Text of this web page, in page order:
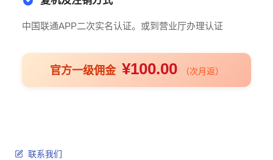
中国联通APP二次实名认证。或到营业厅办理认证
官方一级佣金 ¥100.00 （次月返）
联系我们